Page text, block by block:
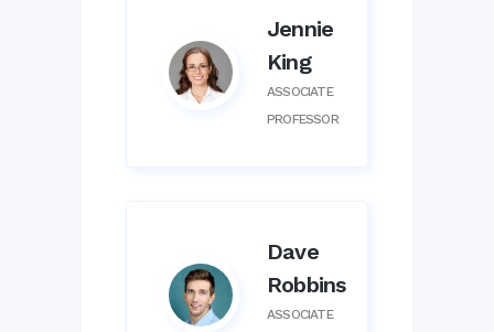
Jennie
King
ASSOCIATE
PROFESSOR
Dave
Robbins
ASSOCIATE